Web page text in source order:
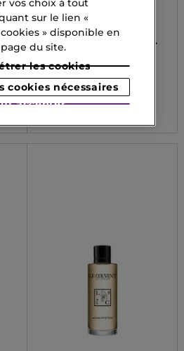
LE COUVENT MAISON
DE PARFUM
PORTO BELLO
Eau de parfum
104,00 CHF
À partir de 64,50 CHF
sur le lien «
» disponible en
du site.
les cookies
cookies nécessaires
accepter